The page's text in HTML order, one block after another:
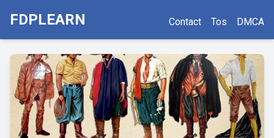
FDPLEARN Contact Tos DMCA